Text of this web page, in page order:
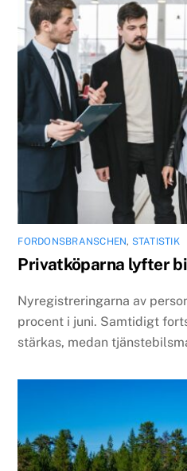
FORDONSBRANSCHEN, STATISTIK
Privatköparna lyfter
Nyregistreringarna av
procent i juni. Samtidigt
stärkas, medan